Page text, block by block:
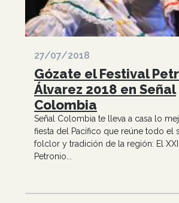
27/07/2018
Gózate el Festival
Álvarez 2018 en Señal
Colombia
Señal Colombia te lleva a casa lo
fiesta del Pacífico que reúne todo el
folclor y tradición de la región: El XXII
Petronio...